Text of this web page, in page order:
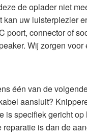
de oplader niet
uw luisterplezier
connector of
Wij zorgen
één van de
aansluit?
specifiek gericht
is dan de